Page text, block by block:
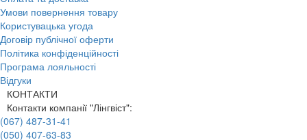
Умови повернення товару
Користувацька угода
Договір публічної оферти
Політика конфіденційності
Програма лояльності
Відгуки
КОНТАКТИ
Контакти компанії "Лінгвіст":
(067) 487-31-41
(050) 407-63-83